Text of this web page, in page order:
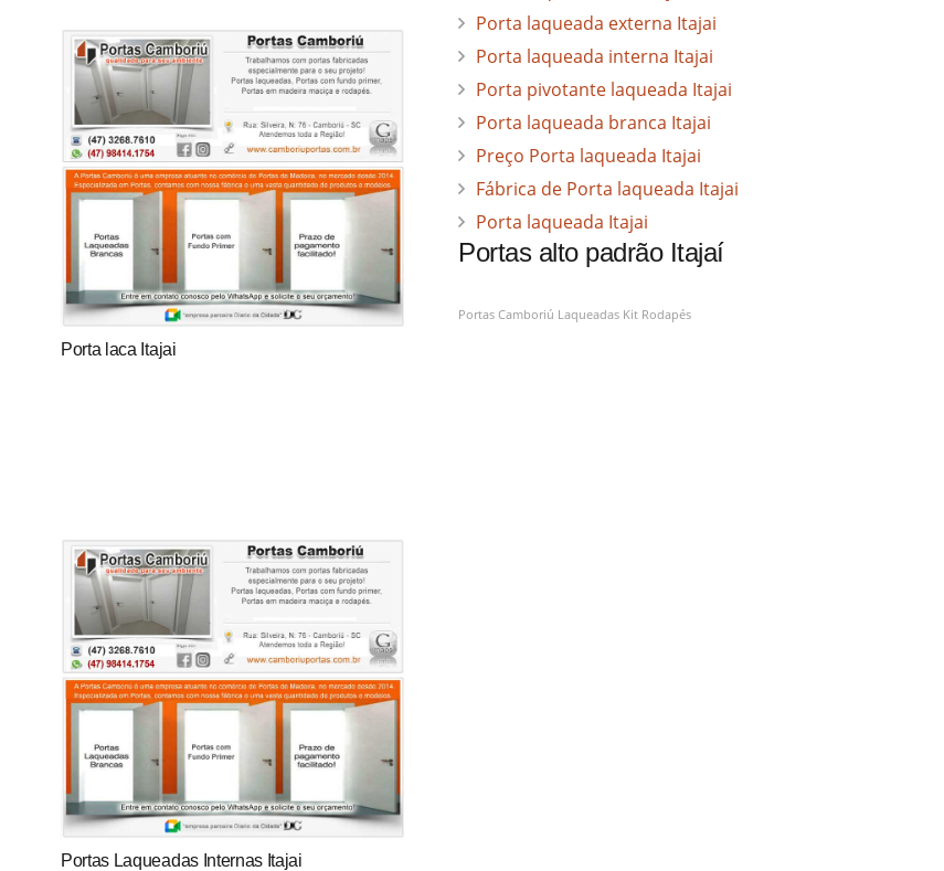
Porta laca Itajai
Portas Laqueadas Internas Itajai
Porta laqueada externa Itajai
Porta laqueada interna Itajai
Porta pivotante laqueada Itajai
Porta laqueada branca Itajai
Preço Porta laqueada Itajai
Fábrica de Porta laqueada Itajai
Porta laqueada Itajai
Portas alto padrão Itajaí
Portas Camboriú Laqueadas Kit Rodapés